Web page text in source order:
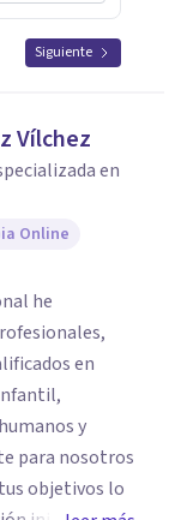
Siguiente
Vílchez
en
Online
he
en
y
objetivos lo